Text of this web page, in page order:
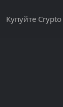
Купуйте Crypto